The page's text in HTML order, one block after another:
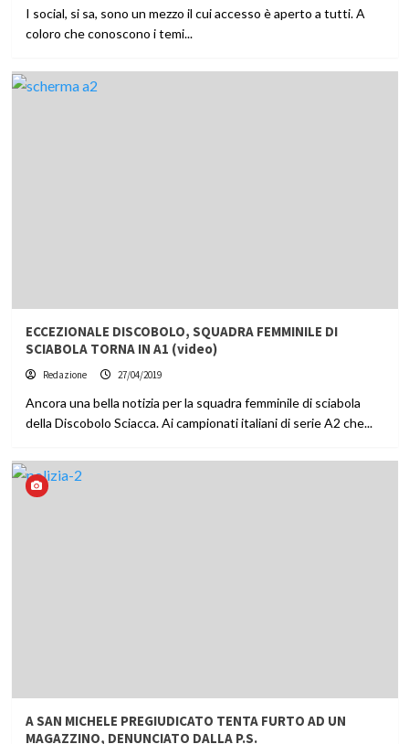
I social, si sa, sono un mezzo il cui accesso è aperto a tutti. A
coloro che conoscono i temi...
ECCEZIONALE DISCOBOLO, SQUADRA FEMMINILE DI
SCIABOLA TORNA IN A1 (video)
Redazione 27/04/2019
Ancora una bella notizia per la squadra femminile di sciabola
della Discobolo Sciacca. Ai campionati italiani di serie A2 che...
A SAN MICHELE PREGIUDICATO TENTA FURTO AD UN
MAGAZZINO, DENUNCIATO DALLA P.S.